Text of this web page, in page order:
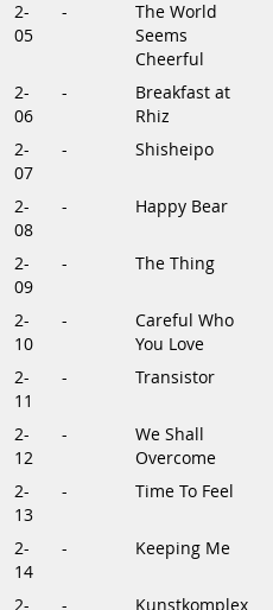
2-
05
-
The World
Seems
Cheerful
2-
06
-
Breakfast at
Rhiz
2-
07
- Shisheipo
2-
08
- Happy Bear
2-
09
- The Thing
2-
10
-
Careful Who
You Love
2-
11
- Transistor
2-
12
-
We Shall
Overcome
2-
13
- Time To Feel
2-
14
- Keeping Me
2- - Kunstkomplex